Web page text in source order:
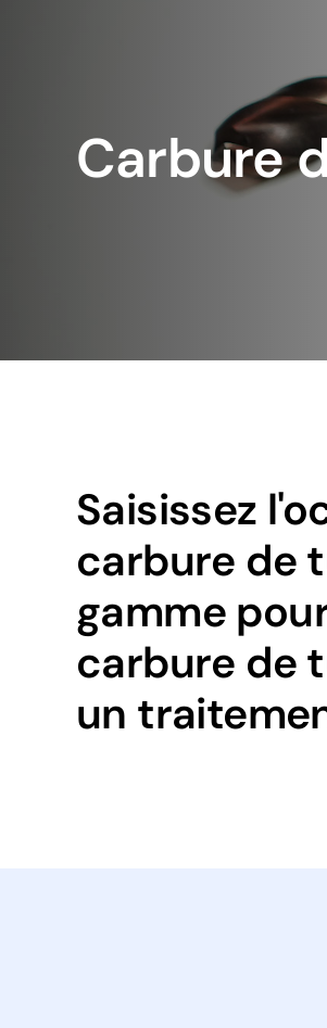
Carbure
Saisissez
carbure de
gamme
carbure de
un